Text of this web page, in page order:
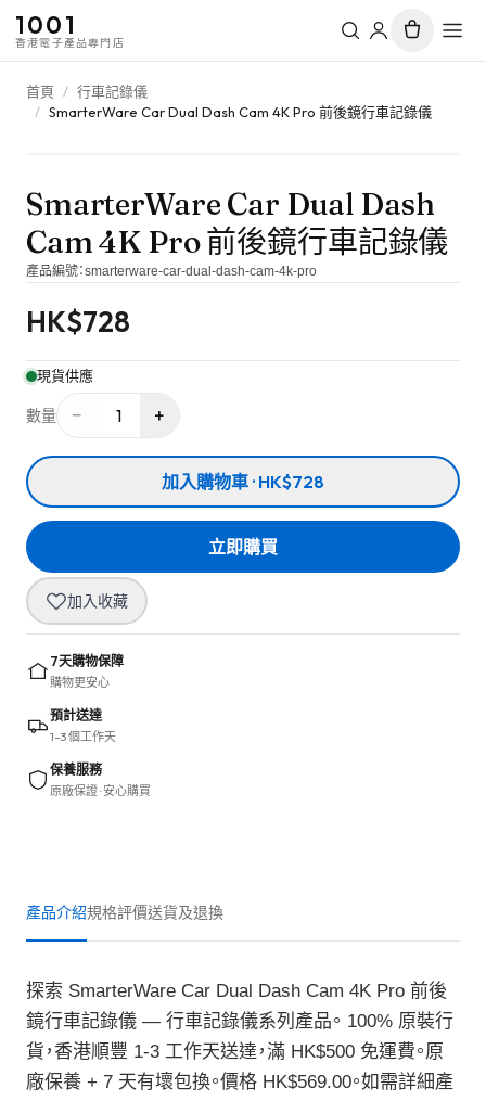
1001
香港電子產品專門店
首頁 / 行車記錄儀
/ SmarterWare Car Dual Dash Cam 4K Pro 前後鏡行車記錄儀
SmarterWare Car Dual Dash
Cam 4K Pro 前後鏡行車記錄儀
產品編號：smarterware-car-dual-dash-cam-4k-pro
HK$728
現貨供應
數量 − 1 +
加入購物車 · HK$728
立即購買
加入收藏
7天購物保障
購物更安心
預計送達
1–3 個工作天
保養服務
原廠保證 · 安心購買
產品介紹規格評價送貨及退換
探索 SmarterWare Car Dual Dash Cam 4K Pro 前後
鏡行車記錄儀 — 行車記錄儀系列產品。 100% 原裝行
貨，香港順豐 1-3 工作天送達，滿 HK$500 免運費。原
廠保養 + 7 天有壞包換。價格 HK$569.00。如需詳細產